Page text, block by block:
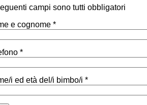
campi sono tutti obbligatori
e cognome *
*
i ed età del/i bimbo/i *